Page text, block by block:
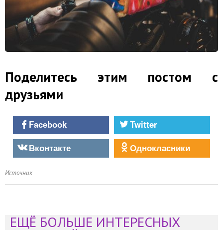
Поделитесь этим постом с
друзьями
Facebook
Twitter
Вконтакте
Однокласники
Источник
ЕЩЁ БОЛЬШЕ ИНТЕРЕСНЫХ